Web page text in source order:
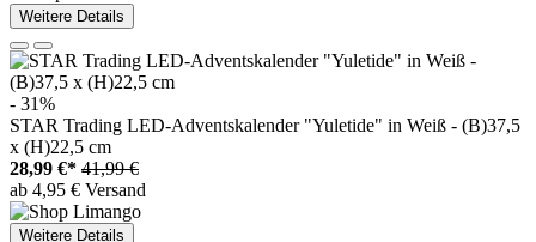
Weitere Details
- 31%
STAR Trading LED-Adventskalender "Yuletide" in Weiß - (B)37,5
x (H)22,5 cm
28,99 €* 41,99 €
ab 4,95 € Versand
Weitere Details